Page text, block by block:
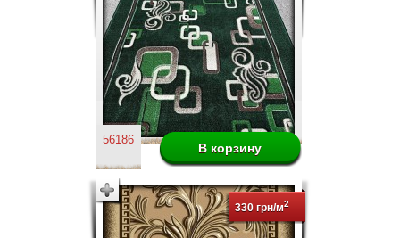
56186
330 грн/м2